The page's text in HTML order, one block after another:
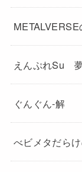
えんぷれSu
ぐんぐん-解
べビメタだら